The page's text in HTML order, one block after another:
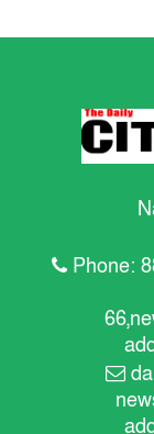
Phone:
66,